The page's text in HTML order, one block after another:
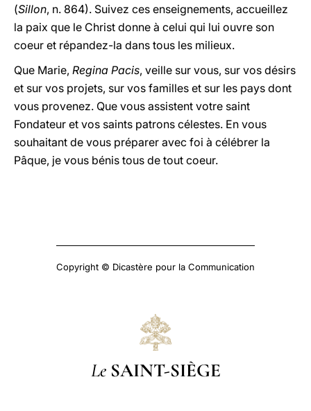
(Sillon, n. 864). Suivez ces enseignements, accueillez
la paix que le Christ donne à celui qui lui ouvre son
coeur et répandez-la dans tous les milieux.
Que Marie, Regina Pacis, veille sur vous, sur vos désirs
et sur vos projets, sur vos familles et sur les pays dont
vous provenez. Que vous assistent votre saint
Fondateur et vos saints patrons célestes. En vous
souhaitant de vous préparer avec foi à célébrer la
Pâque, je vous bénis tous de tout coeur.
Copyright © Dicastère pour la Communication
Le SAINT-SIÈGE